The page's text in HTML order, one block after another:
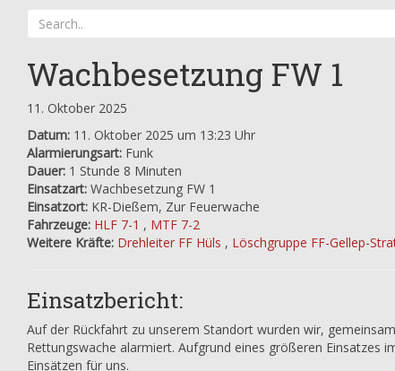
Wachbesetzung FW 1
11. Oktober 2025
Datum: 11. Oktober 2025 um 13:23 Uhr
Alarmierungsart: Funk
Dauer: 1 Stunde 8 Minuten
Einsatzart: Wachbesetzung FW 1
Einsatzort: KR-Dießem, Zur Feuerwache
Fahrzeuge: HLF 7-1 , MTF 7-2
Weitere Kräfte: Drehleiter FF Hüls , Löschgruppe FF-Gellep-
Einsatzbericht:
Auf der Rückfahrt zu unserem Standort wurden wir,
Rettungswache alarmiert. Aufgrund eines größeren Einsatzes
Einsätzen für uns.